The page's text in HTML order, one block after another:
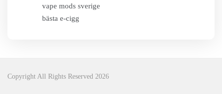
vape mods sverige
bästa e-cigg
Copyright All Rights Reserved 2026